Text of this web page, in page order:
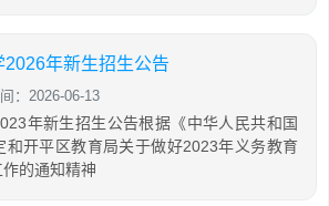
年新生招生公告
：2026-06-13
年新生招生公告根据《中华人民共和国
和开平区教育局关于做好2023年义务教育
的通知精神